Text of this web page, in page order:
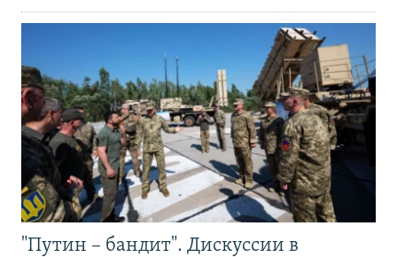
"Путин – бандит". Дискуссии в